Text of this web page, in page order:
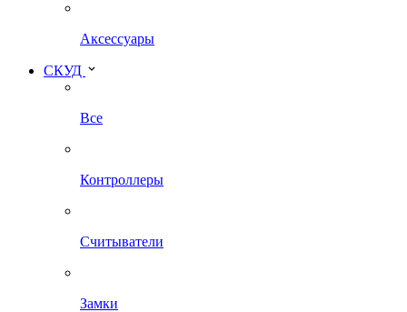
Аксессуары
СКУД
Все
Контроллеры
Считыватели
Замки